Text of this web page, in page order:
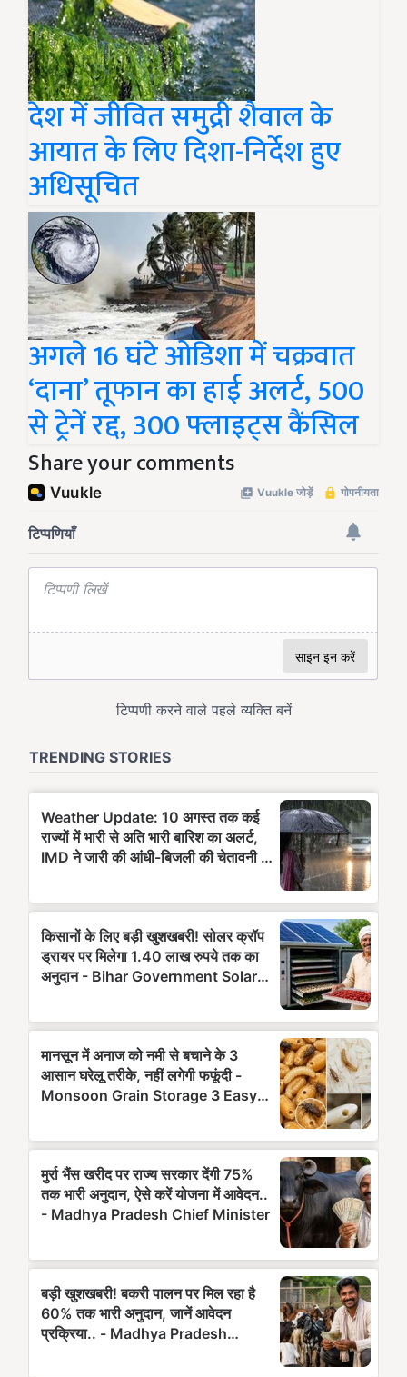
देश में जीवित समुद्री शैवाल के
आयात के लिए दिशा-निर्देश हुए
अधिसूचित
अगले 16 घंटे ओडिशा में चक्रवात
‘दाना’ तूफान का हाई अलर्ट, 500
से ट्रेनें रद्द, 300 फ्लाइट्स कैंसिल
Share your comments